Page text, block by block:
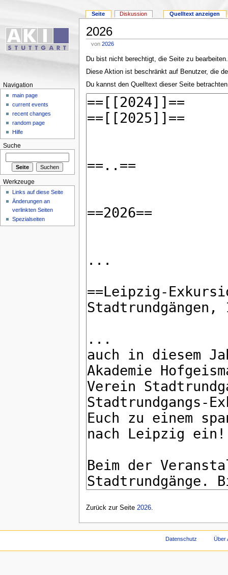
2026
von2026
Du bist nicht berechtigt, die Seite zu
Diese Aktion ist beschränkt auf Benutzer, die
Du kannst den Quelltext dieser Seite
Zurück zur Seite 2026.
Seite Diskussion Quelltext anzeigen
Navigation
main page
current events
recent changes
random page
Hilfe
Suche
Werkzeuge
Links auf diese Seite
Änderungen an
verlinkten Seiten
Spezialseiten
Datenschutz Über